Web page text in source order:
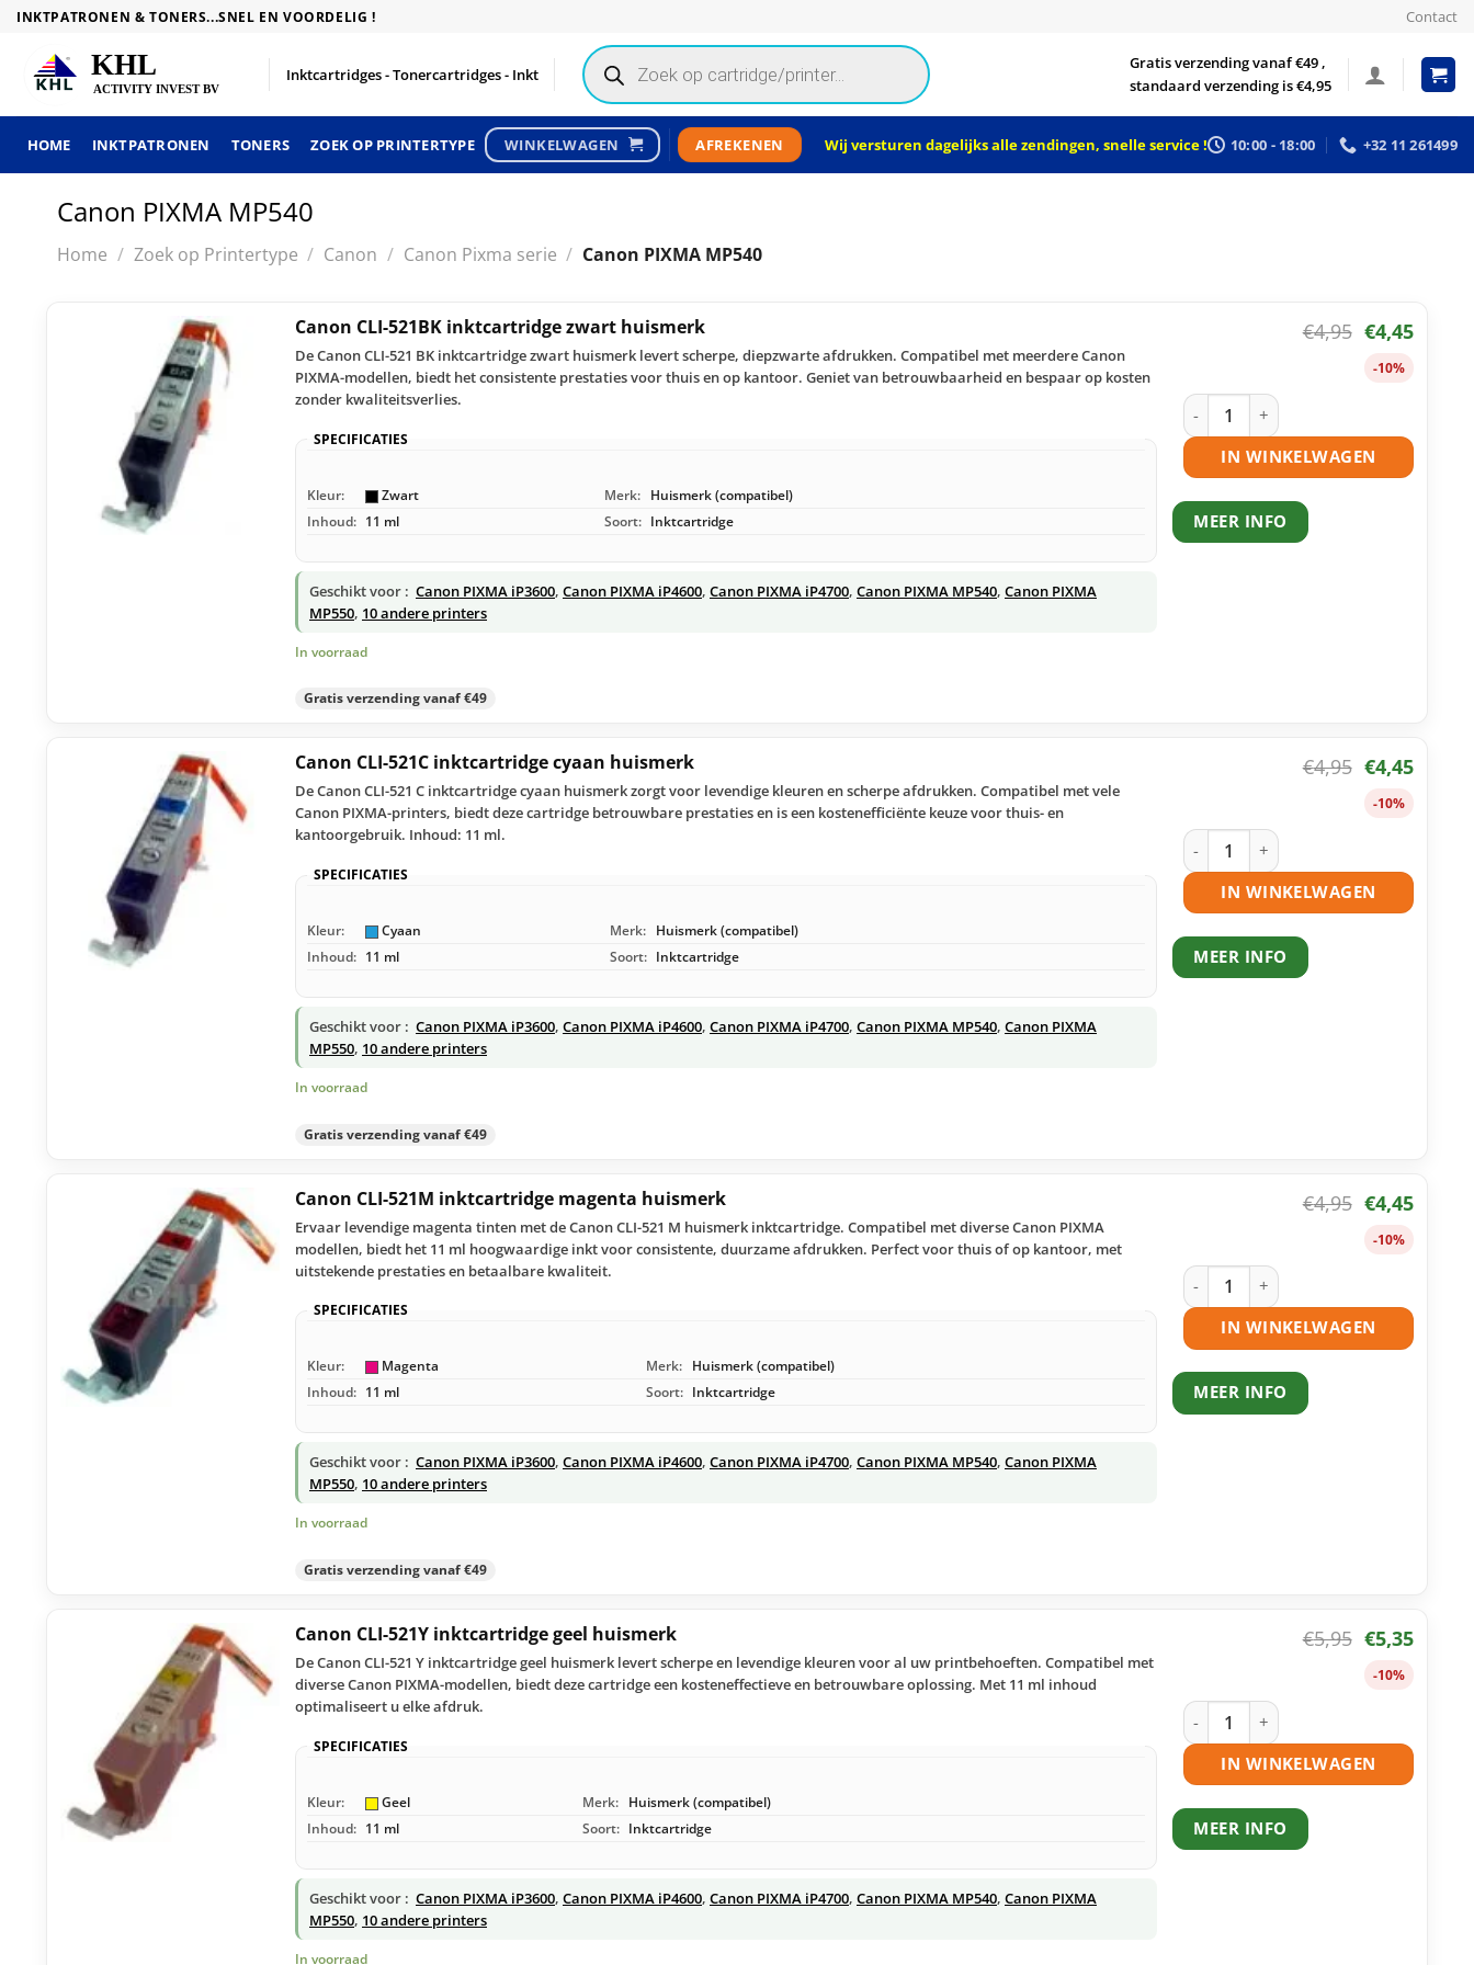
Skip
content
INKTPATRONEN & TONERS...SNEL EN VOORDELIG ! Contact
Inktcartridges - Tonercartridges - Inkt
Products
search
Gratis verzending vanaf €49 ,
standaard verzending is €4,95
HOME INKTPATRONEN TONERS ZOEK OP PRINTERTYPE WINKELWAGEN AFREKENEN Wij versturen dagelijks alle zendingen, snelle service ! 10:00 - 18:00 +32 11 261499
Canon PIXMA MP540
Home / Zoek op Printertype / Canon / Canon Pixma serie / Canon PIXMA MP540
Canon CLI-521BK inktcartridge zwart huismerk
De Canon CLI-521 BK inktcartridge zwart huismerk levert scherpe, diepzwarte afdrukken. Compatibel met meerdere Canon
PIXMA-modellen, biedt het consistente prestaties voor thuis en op kantoor. Geniet van betrouwbaarheid en bespaar op kosten
zonder kwaliteitsverlies.
SPECIFICATIES
Kleur: Zwart Merk: Huismerk (compatibel)
Inhoud: 11 ml Soort: Inktcartridge
Geschikt voor : Canon PIXMA iP3600, Canon PIXMA iP4600, Canon PIXMA iP4700, Canon PIXMA MP540, Canon PIXMA
MP550, 10 andere printers
In voorraad
Gratis verzending vanaf €49
€4,95 €4,45
-10%
Canon CLI-521BK inktcartridge zwart
IN WINKELWAGEN
MEER INFO
Canon CLI-521C inktcartridge cyaan huismerk
De Canon CLI-521 C inktcartridge cyaan huismerk zorgt voor levendige kleuren en scherpe afdrukken. Compatibel met vele
Canon PIXMA-printers, biedt deze cartridge betrouwbare prestaties en is een kostenefficiënte keuze voor thuis- en
kantoorgebruik. Inhoud: 11 ml.
SPECIFICATIES
Kleur: Cyaan Merk: Huismerk (compatibel)
Inhoud: 11 ml Soort: Inktcartridge
Geschikt voor : Canon PIXMA iP3600, Canon PIXMA iP4600, Canon PIXMA iP4700, Canon PIXMA MP540, Canon PIXMA
MP550, 10 andere printers
In voorraad
Gratis verzending vanaf €49
€4,95 €4,45
-10%
Canon CLI-521C inktcartridge cyaan
IN WINKELWAGEN
MEER INFO
Canon CLI-521M inktcartridge magenta huismerk
Ervaar levendige magenta tinten met de Canon CLI-521 M huismerk inktcartridge. Compatibel met diverse Canon PIXMA
modellen, biedt het 11 ml hoogwaardige inkt voor consistente, duurzame afdrukken. Perfect voor thuis of op kantoor, met
uitstekende prestaties en betaalbare kwaliteit.
SPECIFICATIES
Kleur: Magenta Merk: Huismerk (compatibel)
Inhoud: 11 ml Soort: Inktcartridge
Geschikt voor : Canon PIXMA iP3600, Canon PIXMA iP4600, Canon PIXMA iP4700, Canon PIXMA MP540, Canon PIXMA
MP550, 10 andere printers
In voorraad
Gratis verzending vanaf €49
€4,95 €4,45
-10%
Canon CLI-521M inktcartridge
IN WINKELWAGEN
MEER INFO
Canon CLI-521Y inktcartridge geel huismerk
De Canon CLI-521 Y inktcartridge geel huismerk levert scherpe en levendige kleuren voor al uw printbehoeften. Compatibel met
diverse Canon PIXMA-modellen, biedt deze cartridge een kosteneffectieve en betrouwbare oplossing. Met 11 ml inhoud
optimaliseert u elke afdruk.
SPECIFICATIES
Kleur: Geel Merk: Huismerk (compatibel)
Inhoud: 11 ml Soort: Inktcartridge
Geschikt voor : Canon PIXMA iP3600, Canon PIXMA iP4600, Canon PIXMA iP4700, Canon PIXMA MP540, Canon PIXMA
MP550, 10 andere printers
In voorraad
€5,95 €5,35
-10%
Canon CLI-521Y inktcartridge geel
IN WINKELWAGEN
MEER INFO